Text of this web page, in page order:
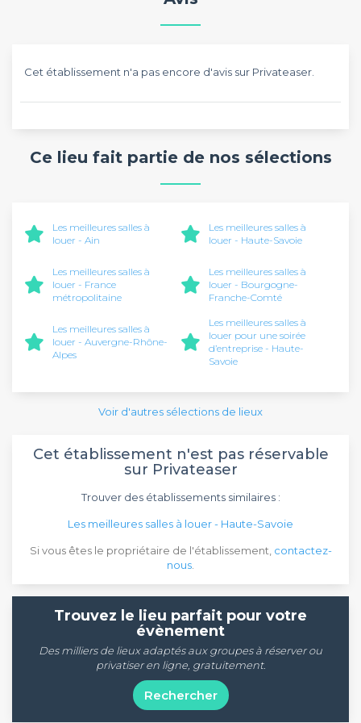
Cet établissement n'a pas encore d'avis sur Privateaser.
Ce lieu fait partie de nos sélections
Les meilleures salles à
louer - Ain
Les meilleures salles à
louer - Haute-Savoie
Les meilleures salles à
louer - France
métropolitaine
Les meilleures salles à
louer - Bourgogne-
Franche-Comté
Les meilleures salles à
louer - Auvergne-Rhône-
Alpes
Les meilleures salles à
louer pour une soirée
d’entreprise - Haute-
Savoie
Voir d'autres sélections de lieux
Cet établissement n'est pas réservable
sur Privateaser
Trouver des établissements similaires :
Les meilleures salles à louer - Haute-Savoie
Si vous êtes le propriétaire de l'établissement, contactez-
nous
Trouvez le lieu parfait pour votre
évènement
Des milliers de lieux adaptés aux groupes à réserver ou
privatiser en ligne, gratuitement.
Rechercher